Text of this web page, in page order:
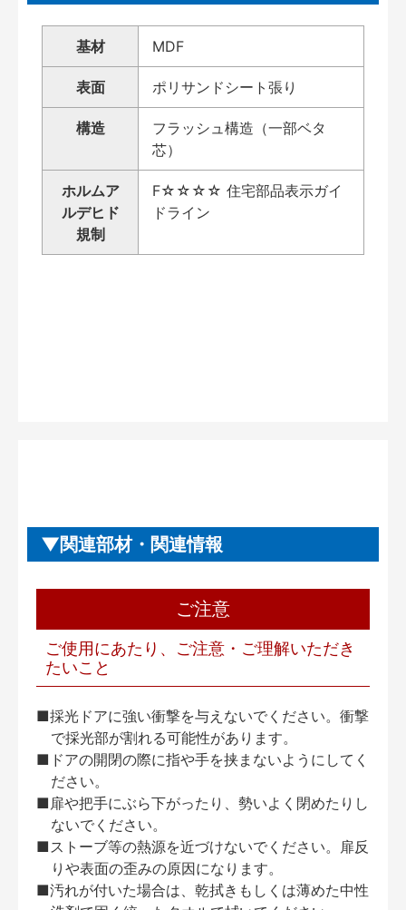
基材 MDF
表面 ポリサンドシート張り
構造
フラッシュ構造（一部ベタ
芯）
ホルムア
ルデヒド
規制
F☆☆☆☆ 住宅部品表示ガイ
ドライン
関連部材・関連情報
ご注意
ご使用にあたり、ご注意・ご理解いただき
たいこと
■採光ドアに強い衝撃を与えないでください。衝撃
で採光部が割れる可能性があります。
■ドアの開閉の際に指や手を挟まないようにしてく
ださい。
■扉や把手にぶら下がったり、勢いよく閉めたりし
ないでください。
■ストーブ等の熱源を近づけないでください。扉反
りや表面の歪みの原因になります。
■汚れが付いた場合は、乾拭きもしくは薄めた中性